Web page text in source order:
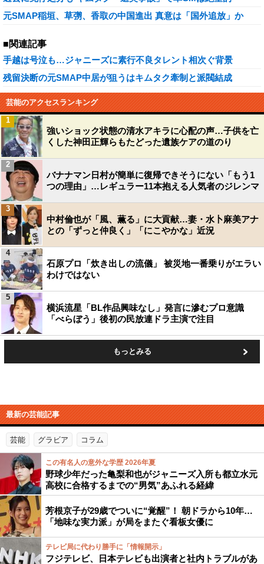
元SMAP稲垣、草彅、香取の中国進出 真意は「国外追放」か
■関連記事
手越は号泣も…ジャニーズに素行不良タレント相次ぐ背景
残留決断の元SMAP中居が狙うはキムタク牽制と派閥結成
芸能のアクセスランキング
強いショック状態の清水アキラに心配の声…子供を亡
くした神田正輝らもたどった遺族ケアの道のり
1
バナナマン日村が簡単に復帰できそうにない「もう1
つの理由」…レギュラー11本抱える人気者のジレンマ
2
中村倫也が「風、薫る」に大貢献…妻・水卜麻美アナ
との「ずっと仲良く」「にこやかな」近況
3
石原プロ「炊き出しの流儀」 被災地一番乗りがエラい
わけではない
4
横浜流星「BL作品興味なし」発言に滲むプロ意識
「べらぼう」後初の民放連ドラ主演で注目
5
もっとみる
最新の芸能記事
芸能 グラビア コラム
この有名人の意外な学歴 2026年夏
野球少年だった亀梨和也がジャニーズ入所も都立水元
高校に合格するまでの“男気”あふれる経緯
芳根京子が29歳でついに“覚醒”！ 朝ドラから10年…
「地味な実力派」が局をまたぐ看板女優に
テレビ局に代わり勝手に「情報開示」
フジテレビ、日本テレビも出演者と社内トラブルがあ